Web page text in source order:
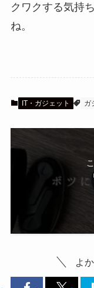
クワクする気持
ね。
IT・ガジェット ガ
よ